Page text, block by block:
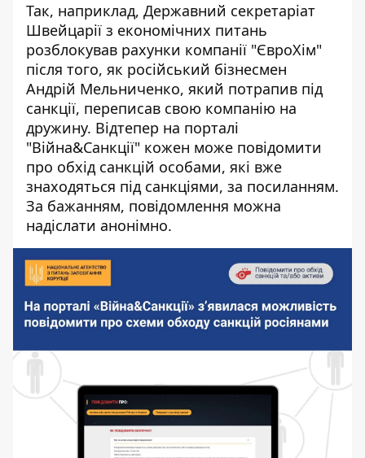
Так, наприклад, Державний секретаріат
Швейцарії з економічних питань
розблокував рахунки компанії "ЄвроХім"
після того, як російський бізнесмен
Андрій Мельниченко, який потрапив під
санкції, переписав свою компанію на
дружину. Відтепер на порталі
"Війна&Санкції" кожен може повідомити
про обхід санкцій особами, які вже
знаходяться під санкціями, за посиланням.
За бажанням, повідомлення можна
надіслати анонімно.